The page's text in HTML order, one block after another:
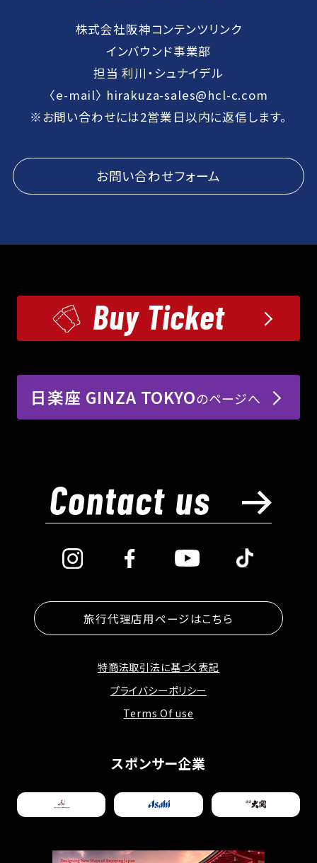
株式会社阪神コンテンツリンク
インバウンド事業部
担当 利川・シュナイデル
〈e-mail〉 hirakuza-sales@hcl-c.com
※お問い合わせには2営業日以内に返信します。
お問い合わせフォーム
Buy Ticket
日楽座 GINZA TOKYOのページへ
旅行代理店用ページはこちら
特商法取引法に基づく表記
プライバシーポリシー
Terms Of use
スポンサー企業